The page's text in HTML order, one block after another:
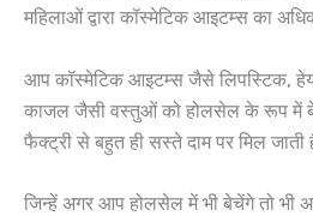
महिलाओं द्वारा कॉस्मेटिक आइटम्स का
आप कॉस्मेटिक आइटम्स जैसे लिपस्टिक,
काजल जैसी वस्तुओं को होलसेल के रूप में
फैक्ट्री से बहुत ही सस्ते दाम पर मिल जाती
जिन्हें अगर आप होलसेल में भी बेचेंगे तो भी